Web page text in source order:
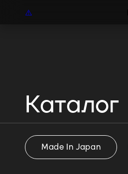
Каталог
Boogie
Made In Japan